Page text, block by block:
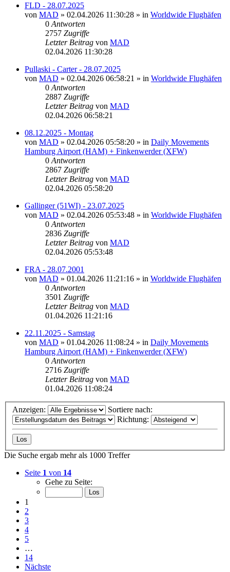
FLD - 28.07.2025
von MAD » 02.04.2026 11:30:28 » in Worldwide Flughäfen
0 Antworten
2757 Zugriffe
Letzter Beitrag von MAD
02.04.2026 11:30:28
Pullaski - Carter - 28.07.2025
von MAD » 02.04.2026 06:58:21 » in Worldwide Flughäfen
0 Antworten
2887 Zugriffe
Letzter Beitrag von MAD
02.04.2026 06:58:21
08.12.2025 - Montag
von MAD » 02.04.2026 05:58:20 » in Daily Movements
Hamburg Airport (HAM) + Finkenwerder (XFW)
0 Antworten
2867 Zugriffe
Letzter Beitrag von MAD
02.04.2026 05:58:20
Gallinger (51WI) - 23.07.2025
von MAD » 02.04.2026 05:53:48 » in Worldwide Flughäfen
0 Antworten
2836 Zugriffe
Letzter Beitrag von MAD
02.04.2026 05:53:48
FRA - 28.07.2001
von MAD » 01.04.2026 11:21:16 » in Worldwide Flughäfen
0 Antworten
3501 Zugriffe
Letzter Beitrag von MAD
01.04.2026 11:21:16
22.11.2025 - Samstag
von MAD » 01.04.2026 11:08:24 » in Daily Movements
Hamburg Airport (HAM) + Finkenwerder (XFW)
0 Antworten
2716 Zugriffe
Letzter Beitrag von MAD
01.04.2026 11:08:24
Anzeigen:
Sortiere nach:
Richtung:
Die Suche ergab mehr als 1000 Treffer
Seite 1 von 14
Gehe zu Seite:
1
2
3
4
5
…
14
Nächste